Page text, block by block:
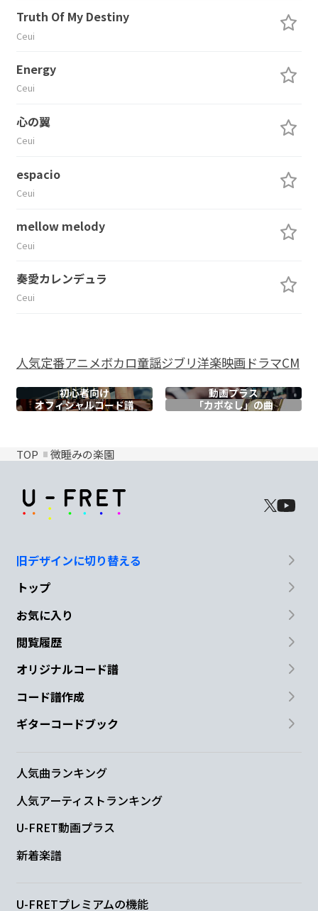
Truth Of My Destiny
Ceui
Energy
Ceui
心の翼
Ceui
espacio
Ceui
mellow melody
Ceui
奏愛カレンデュラ
Ceui
人気定番アニメボカロ童謡ジブリ洋楽映画ドラマCM
初心者向け
動画プラス
オフィシャルコード譜 「カポなし」の曲
TOP 微睡みの楽園
旧デザインに切り替える
トップ
お気に入り
閲覧履歴
オリジナルコード譜
コード譜作成
ギターコードブック
人気曲ランキング
人気アーティストランキング
U-FRET動画プラス
新着楽譜
U-FRETプレミアムの機能